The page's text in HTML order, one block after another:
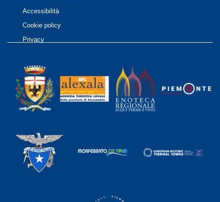
Accessibilità
Cookie policy
Privacy